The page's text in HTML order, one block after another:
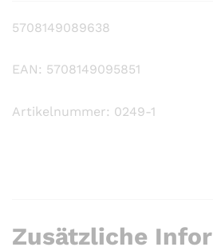
5708149089638
EAN: 5708149095851
Artikelnummer: 0249-1
Zusätzliche